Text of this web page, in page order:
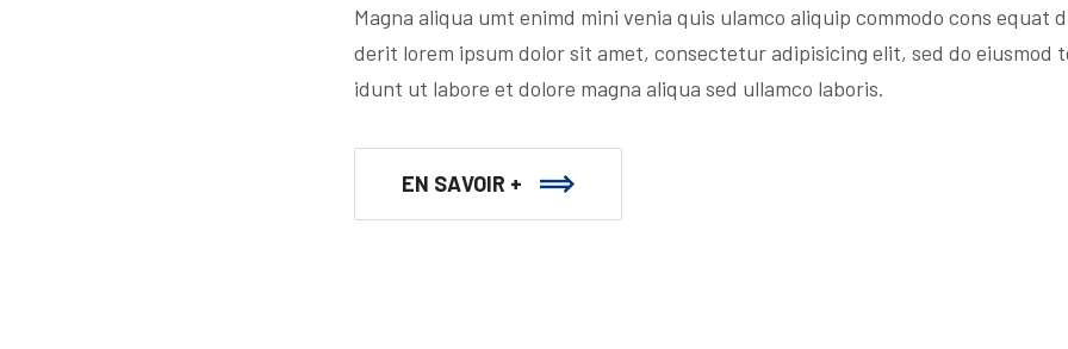
Magna aliqua umt enimd mini venia quis ulamco aliquip commodo cons equat
derit lorem ipsum dolor sit amet, consectetur adipisicing elit, sed do eiusmod
idunt ut labore et dolore magna aliqua sed ullamco laboris.
EN SAVOIR +